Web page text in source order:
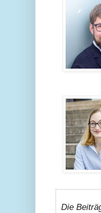
Die